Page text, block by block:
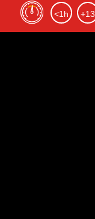
<1h +13